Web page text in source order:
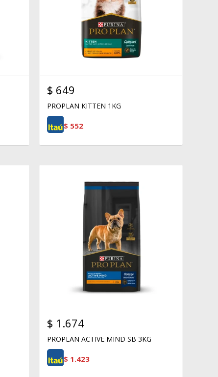
$ 649
PROPLAN KITTEN 1KG
$ 552
$ 1.674
PROPLAN ACTIVE MIND SB 3KG
$ 1.423